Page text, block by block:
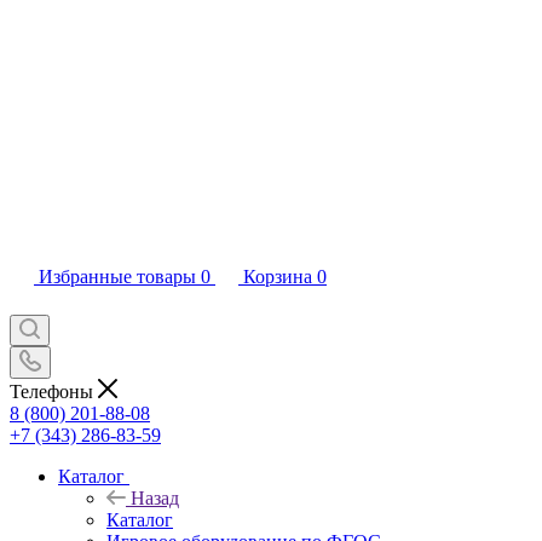
Избранные товары 0 Корзина 0
Телефоны
8 (800) 201-88-08
+7 (343) 286-83-59
Каталог
Назад
Каталог